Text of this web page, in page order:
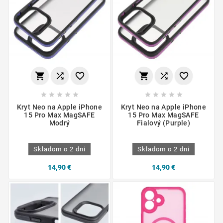
  
    
Kryt Neo na Apple iPhone
15 Pro Max MagSAFE
Modrý
Skladom o 2 dni
14,90 €
  
    
Kryt Neo na Apple iPhone
15 Pro Max MagSAFE
Fialový (Purple)
Skladom o 2 dni
14,90 €